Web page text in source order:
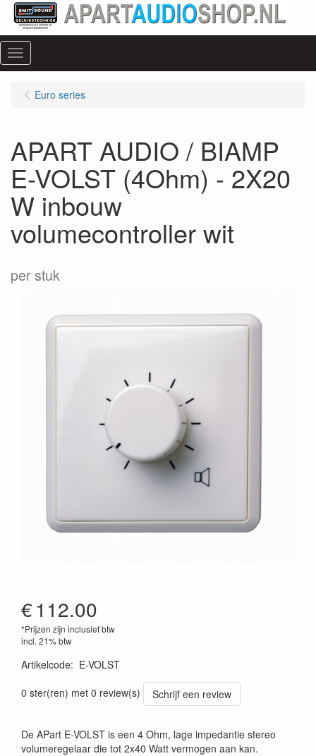
Menu
Euro series
APART AUDIO / BIAMP
E-VOLST (4Ohm) - 2X20
W inbouw
volumecontroller wit
per stuk
€112.00
*Prijzen zijn inclusief btw
incl. 21% btw
Artikelcode: E-VOLST
0 ster(ren) met 0 review(s)
Schrijf een review
De APart E-VOLST is een 4 Ohm, lage impedantie stereo
volumeregelaar die tot 2x40 Watt vermogen aan kan.